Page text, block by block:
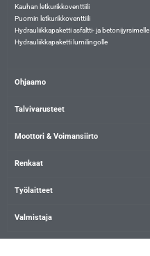
Kauhan letkurikkoventtiili
Puomin letkurikkoventtiili
Hydrauliikkapaketti asfaltti- ja betonijyrsimelle
Hydrauliikkapaketti lumilingolle
Ohjaamo
Talvivarusteet
Moottori & Voimansiirto
Renkaat
Työlaitteet
Valmistaja